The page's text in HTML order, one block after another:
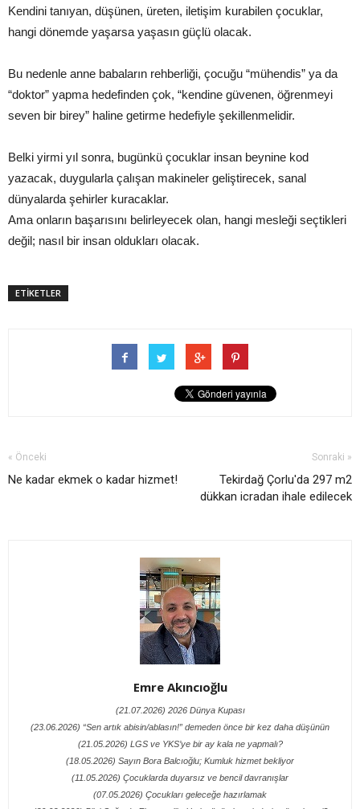
Kendini tanıyan, düşünen, üreten, iletişim kurabilen çocuklar,
hangi dönemde yaşarsa yaşasın güçlü olacak.
Bu nedenle anne babaların rehberliği, çocuğu “mühendis” ya da
“doktor” yapma hedefinden çok, “kendine güvenen, öğrenmeyi
seven bir birey” haline getirme hedefiyle şekillenmelidir.
Belki yirmi yıl sonra, bugünkü çocuklar insan beynine kod
yazacak, duygularla çalışan makineler geliştirecek, sanal
dünyalarda şehirler kuracaklar.
Ama onların başarısını belirleyecek olan, hangi mesleği seçtikleri
değil; nasıl bir insan oldukları olacak.
ETİKETLER
« Önceki
Ne kadar ekmek o kadar hizmet!
Sonraki »
Tekirdağ Çorlu'da 297 m2
dükkan icradan ihale edilecek
Emre Akıncıoğlu
(21.07.2026) 2026 Dünya Kupası
(23.06.2026) “Sen artık abisin/ablasın!” demeden önce bir kez daha düşünün
(21.05.2026) LGS ve YKS’ye bir ay kala ne yapmalı?
(18.05.2026) Sayın Bora Balcıoğlu; Kumluk hizmet bekliyor
(11.05.2026) Çocuklarda duyarsız ve bencil davranışlar
(07.05.2026) Çocukları geleceğe hazırlamak